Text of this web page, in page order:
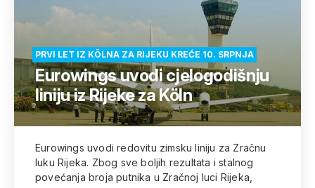
PRVI LET IZ KÖLNA ZA RIJEKU KREĆE 10. SRPNJA
Eurowings uvodi cjelogodišnju
liniju iz Rijeke za Köln
Eurowings uvodi redovitu zimsku liniju za Zračnu
luku Rijeka. Zbog sve boljih rezultata i stalnog
povećanja broja putnika u Zračnoj luci Rijeka,